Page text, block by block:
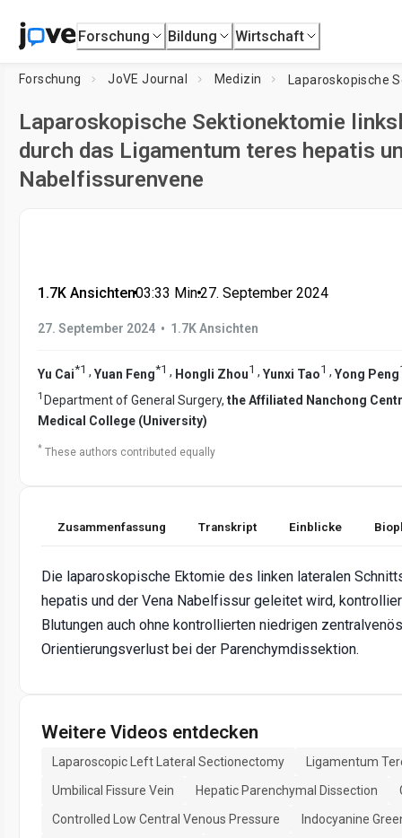
Forschung Bildung Wirtschaft
Forschung JoVE Journal Medizin
Laparoskopische Sektionektomie
durch das Ligamentum teres hepatis
Nabelfissurenvene
1.7K Ansichten•03:33 Min.•27. September 2024
27. September 2024 • 1.7K Ansichten
Yu Cai*1 , Yuan Feng*1 , Hongli Zhou1 , Yunxi Tao1 , Yong Peng
1 Department of General Surgery, the Affiliated Nanchong
Medical College (University)
* These authors contributed equally
Zusammenfassung Transkript Einblicke
Die laparoskopische Ektomie des linken lateralen
hepatis und der Vena Nabelfissur geleitet wird,
Blutungen auch ohne kontrollierten niedrigen
Orientierungsverlust bei der Parenchymdissektion.
Weitere Videos entdecken
Laparoscopic Left Lateral Sectionectomy
Ligamentum
Umbilical Fissure Vein
Hepatic Parenchymal Dissection
Controlled Low Central Venous Pressure
Indocyanine